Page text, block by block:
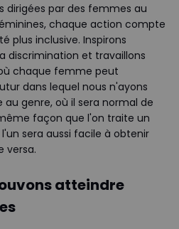
dirigées par des femmes au
chaque action compte
plus inclusive. Inspirons
discrimination et travaillons
chaque femme peut
dans lequel nous n'ayons
genre, où il sera normal de
façon que l'on traite un
sera aussi facile à obtenir
versa.
atteindre